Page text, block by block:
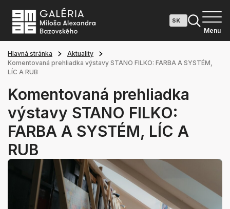
Menu
Hlavná stránka
Aktuality
Komentovaná prehliadka výstavy STANO FILKO: FARBA A SYSTÉM,
LÍC A RUB
Komentovaná prehliadka
výstavy STANO FILKO:
FARBA A SYSTÉM, LÍC A
RUB